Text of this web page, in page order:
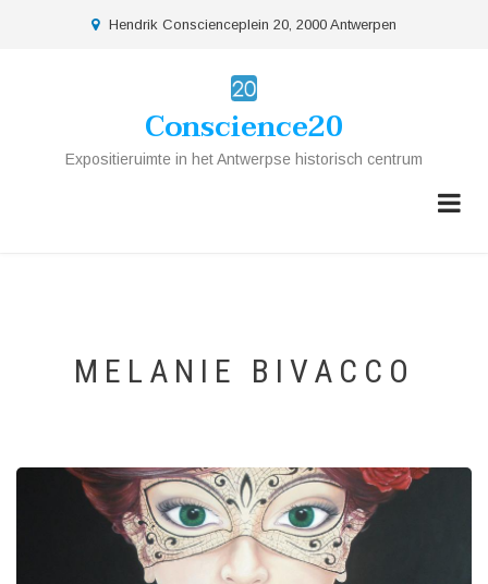
location
Hendrik Conscienceplein 20, 2000 Antwerpen
Conscience20
Expositieruimte in het Antwerpse historisch centrum
MELANIE BIVACCO